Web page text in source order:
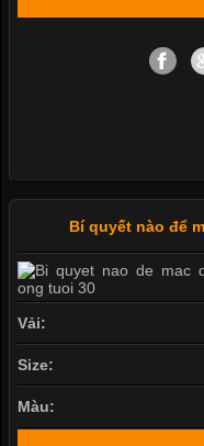
Bí quyết nào để
Vải:
Size:
Màu: